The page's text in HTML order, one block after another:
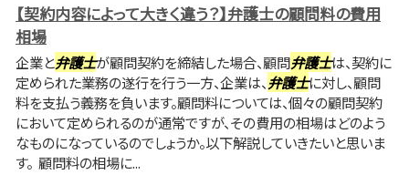
【契約内容によって大きく違う？】弁護士の顧問料の費用
相場
企業と弁護士が顧問契約を締結した場合、顧問弁護士は、契約に
定められた業務の遂行を行う一方、企業は、 弁護士に対し、顧問
料を支払う義務を負います。顧問料については、個々の顧問契約
において定められるのが通常ですが、その費用の相場はどのよう
なものになっているのでしょうか。以下解説していきたいと思いま
す。 顧問料の相場に...